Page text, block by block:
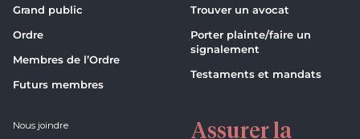
Grand public
Ordre
Membres de l’Ordre
Futurs membres
Trouver un avocat
Porter plainte/faire un
signalement
Testaments et mandats
Nous joindre
Assurer la